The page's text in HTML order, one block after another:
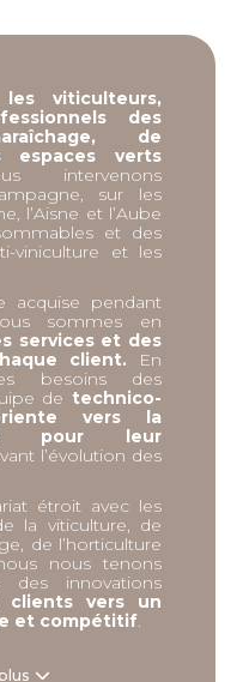
les viticulteurs,
des
de
espaces verts
intervenons
sur les
l’Aisne et l’Aube
et des
viniculture et les
acquise pendant
sommes en
services et des
client. En
besoins des
de technico-
vers la
pour leur
l’évolution des
étroit avec les
la viticulture, de
de l’horticulture
nous tenons
des innovations
clients vers un
et compétitif.